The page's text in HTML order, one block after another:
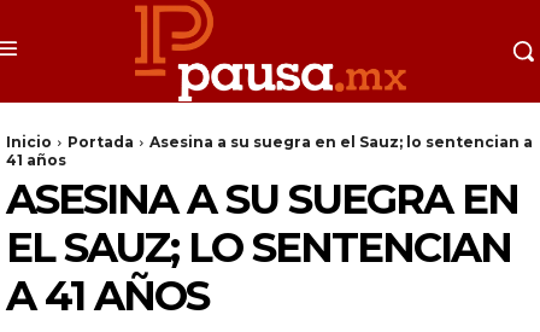
Inicio Portada
Asesina a su suegra en el Sauz; lo sentencian a
41 años
ASESINA A SU SUEGRA EN
EL SAUZ; LO SENTENCIAN
A 41 AÑOS